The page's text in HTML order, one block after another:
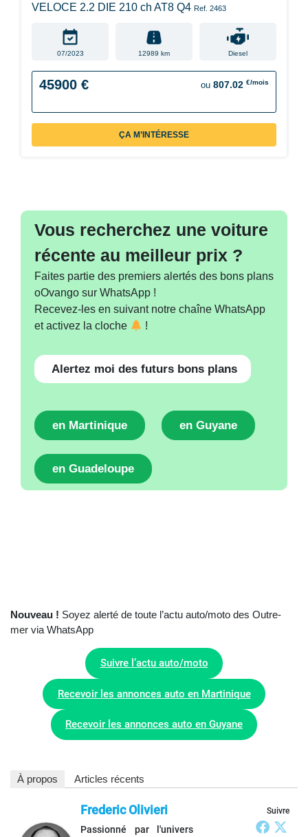
VELOCE 2.2 DIE 210 ch AT8 Q4 Ref. 2463
07/2023 12989 km Diesel
45900 € ou 807.02 €/mois
ÇA M’INTÉRESSE
Vous recherchez une voiture
récente au meilleur prix ?
Faites partie des premiers alertés des bons plans
oOvango sur WhatsApp !
Recevez-les en suivant notre chaîne WhatsApp
et activez la cloche
!
Alertez moi des futurs bons plans
en Martinique en Guyane
en Guadeloupe
Nouveau ! Soyez alerté de toute l’actu auto/moto des Outre-
mer via WhatsApp
Suivre l’actu auto/moto
Recevoir les annonces auto en Martinique
Recevoir les annonces auto en Guyane
À propos Articles récents
Suivre
Frederic Olivieri
Passionné par l'univers